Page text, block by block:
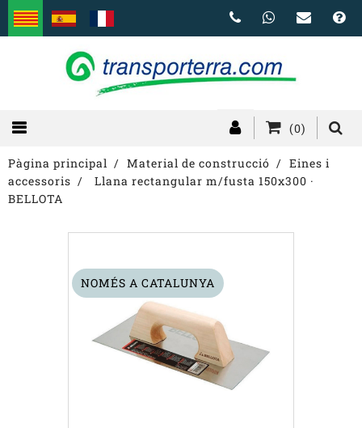
(0)
Pàgina principal Material de construcció
Eines i
accessoris
Llana rectangular m/fusta 150x300 ·
BELLOTA
NOMÉS A CATALUNYA